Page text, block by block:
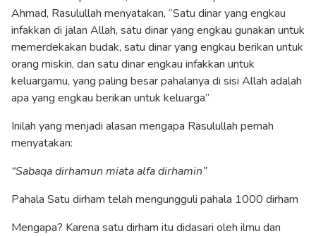
Ahmad, Rasulullah menyatakan, “Satu dinar yang engkau
infakkan di jalan Allah, satu dinar yang engkau gunakan untuk
memerdekakan budak, satu dinar yang engkau berikan untuk
orang miskin, dan satu dinar engkau infakkan untuk
keluargamu, yang paling besar pahalanya di sisi Allah adalah
apa yang engkau berikan untuk keluarga”
Inilah yang menjadi alasan mengapa Rasulullah pernah
menyatakan:
“Sabaqa dirhamun miata alfa dirhamin”
Pahala Satu dirham telah mengungguli pahala 1000 dirham
Mengapa? Karena satu dirham itu didasari oleh ilmu dan